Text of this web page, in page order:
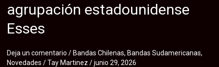
«Cielos
Muertos»,
tema
de
agrupación estadounidense
Esses
Deja un comentario / Bandas Chilenas, Bandas Sudamericanas,
Novedades /Tay Martinez /junio 29, 2026